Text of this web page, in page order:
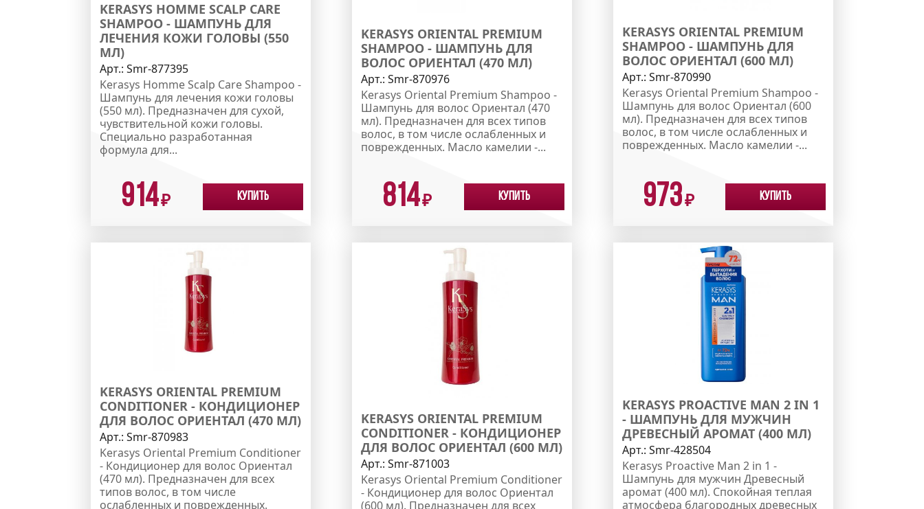
KERASYS HOMME SCALP CARE
SHAMPOO - ШАМПУНЬ ДЛЯ
ЛЕЧЕНИЯ КОЖИ ГОЛОВЫ (550
МЛ)
Арт.:Smr-877395
Kerasys Homme Scalp Care Shampoo -
Шампунь для лечения кожи головы
(550 мл). Предназначен для сухой,
чувствительной кожи головы.
Специально разработанная
формула для...
914₽ Купить
KERASYS ORIENTAL PREMIUM
SHAMPOO - ШАМПУНЬ ДЛЯ
ВОЛОС ОРИЕНТАЛ (470 МЛ)
Арт.:Smr-870976
Kerasys Oriental Premium Shampoo -
Шампунь для волос Ориентал (470
мл). Предназначен для всех типов
волос, в том числе ослабленных и
поврежденных. Масло камелии -...
814₽ Купить
KERASYS ORIENTAL PREMIUM
SHAMPOO - ШАМПУНЬ ДЛЯ
ВОЛОС ОРИЕНТАЛ (600 МЛ)
Арт.:Smr-870990
Kerasys Oriental Premium Shampoo -
Шампунь для волос Ориентал (600
мл). Предназначен для всех типов
волос, в том числе ослабленных и
поврежденных. Масло камелии -...
973₽ Купить
KERASYS ORIENTAL PREMIUM
CONDITIONER - КОНДИЦИОНЕР
ДЛЯ ВОЛОС ОРИЕНТАЛ (470 МЛ)
Арт.:Smr-870983
Kerasys Oriental Premium Conditioner
- Кондиционер для волос Ориентал
(470 мл). Предназначен для всех
типов волос, в том числе
ослабленных и поврежденных.
KERASYS ORIENTAL PREMIUM
CONDITIONER - КОНДИЦИОНЕР
ДЛЯ ВОЛОС ОРИЕНТАЛ (600 МЛ)
Арт.:Smr-871003
Kerasys Oriental Premium Conditioner
- Кондиционер для волос Ориентал
(600 мл). Предназначен для всех
KERASYS PROACTIVE MAN 2 IN 1
- ШАМПУНЬ ДЛЯ МУЖЧИН
ДРЕВЕСНЫЙ АРОМАТ (400 МЛ)
Арт.:Smr-428504
Kerasys Proactive Man 2 in 1 -
Шампунь для мужчин Древесный
аромат (400 мл). Спокойная теплая
атмосфера благородных древесных